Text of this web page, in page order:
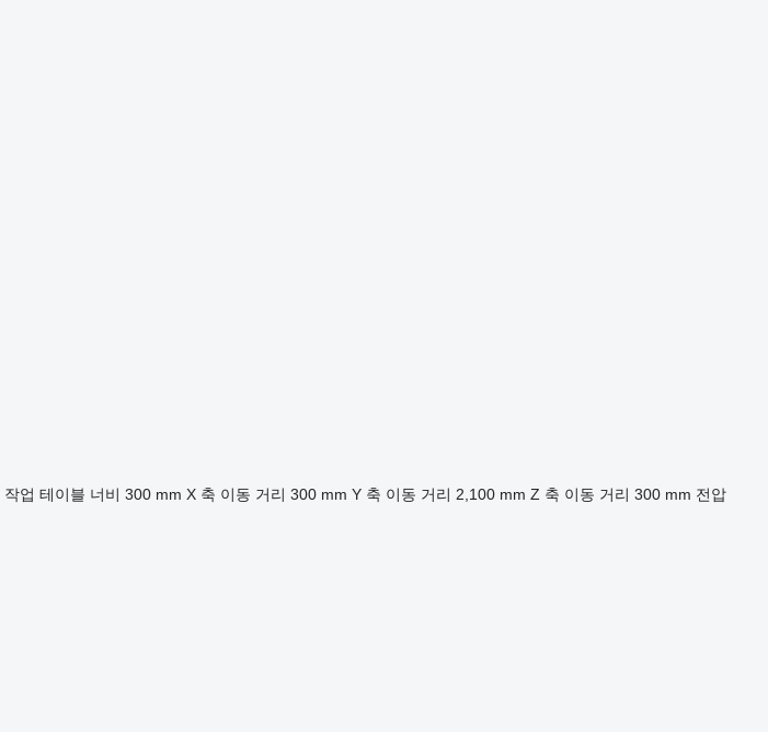
작업 테이블 너비 300 mm X 축 이동 거리 300 mm Y 축 이동 거리 2,100 mm Z 축 이동 거리 300 mm 전압